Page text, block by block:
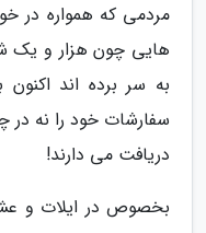
مردمی که همواره در
هایی چون هزار و یک
به سر برده اند
سفارشات خود را نه در
دریافت می دارند!
بخصوص در ایلات و